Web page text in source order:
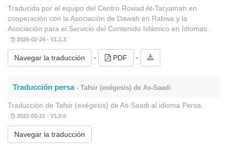
Traducida por el equipo del Centro Rowad At-Taryamah en
cooperación con la Asociación de Dawah en Rabwa y la
Asociación para el Servicio del Contenido Islámico en Idiomas.
2026-02-24 - V1.1.3
Navegar la traducción - PDF -
Traducción persa- Tafsir (exégesis) de As-Saadi
Traducción de Tafsir (exégesis) de As-Saadi al idioma Persa.
2022-03-21 - V1.0.0
Navegar la traducción